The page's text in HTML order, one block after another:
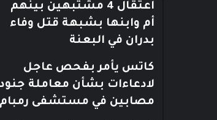
اعتقال 4 مشتبهين بينهم
أم وابنها بشبهة قتل وفاء
بدران في البعنة
كاتس يأمر بفحص عاجل
لادعاءات بشأن معاملة
مصابين في مستشفى رمبام